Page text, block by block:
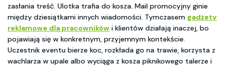
zasłania treść. Ulotka trafia do kosza. Mail promocyjny ginie
między dziesiątkami innych wiadomości. Tymczasem gadżety
reklamowe dla pracowników i klientów działają inaczej, bo
pojawiają się w konkretnym, przyjemnym kontekście.
Uczestnik eventu bierze koc, rozkłada go na trawie, korzysta z
wachlarza w upale albo wyciąga z kosza piknikowego talerze i